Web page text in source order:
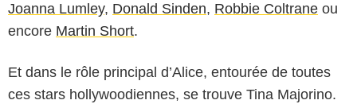
Joanna Lumley, Donald Sinden, Robbie Coltrane ou
encore Martin Short.
Et dans le rôle principal d’Alice, entourée de toutes
ces stars hollywoodiennes, se trouve Tina Majorino.